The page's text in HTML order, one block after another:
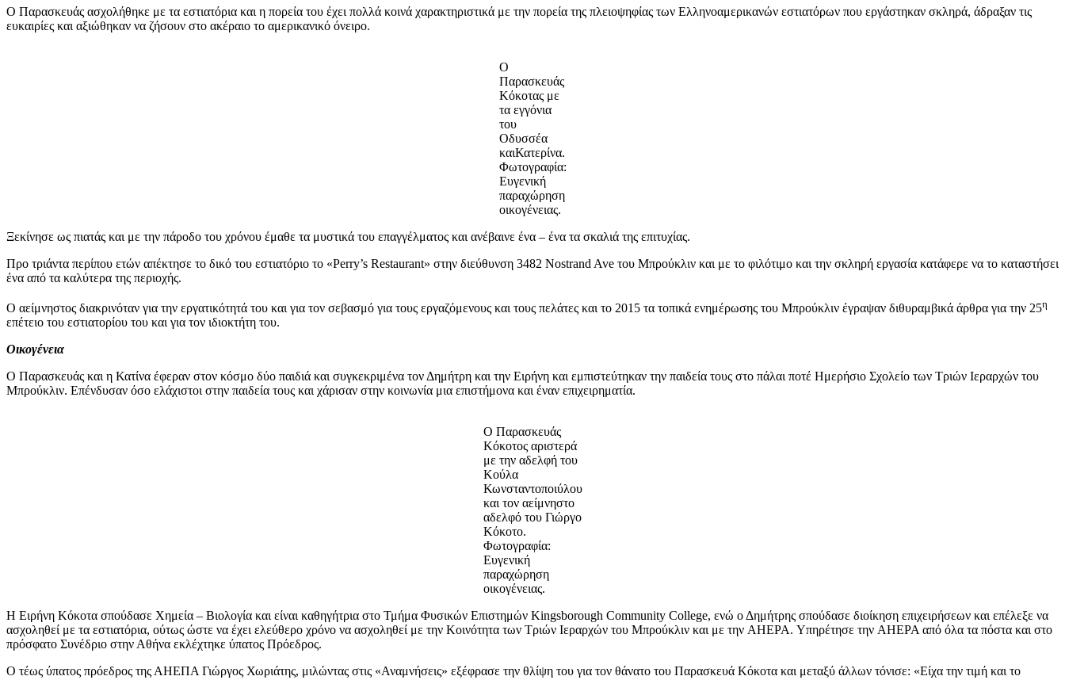
Ο Παρασκευάς ασχολήθηκε με τα εστιατόρια και η πορεία του έχει πολλά κοινά χαρακτηριστικά με την πορεία της πλειοψηφίας των Ελληνοαμερικανών εστιατόρων που εργάστηκαν σκληρά, άδραξαν τις
ευκαιρίες και αξιώθηκαν να ζήσουν στο ακέραιο το αμερικανικό όνειρο.
Ο
Παρασκευάς
Κόκοτας με
τα εγγόνια
του
Οδυσσέα
καιΚατερίνα.
Φωτογραφία:
Ευγενική
παραχώρηση
οικογένειας.
Ξεκίνησε ως πιατάς και με την πάροδο του χρόνου έμαθε τα μυστικά του επαγγέλματος και ανέβαινε ένα – ένα τα σκαλιά της επιτυχίας.
Προ τριάντα περίπου ετών απέκτησε το δικό του εστιατόριο το «Perry’s Restaurant» στην διεύθυνση 3482 Nostrand Ave του Μπρούκλιν και με το φιλότιμο και την σκληρή εργασία κατάφερε να το καταστήσει
ένα από τα καλύτερα της περιοχής.
Ο αείμνηστος διακρινόταν για την εργατικότητά του και για τον σεβασμό για τους εργαζόμενους και τους πελάτες και το 2015 τα τοπικά ενημέρωσης του Μπρούκλιν έγραψαν διθυραμβικά άρθρα για την 25η
επέτειο του εστιατορίου του και για τον ιδιοκτήτη του.
Οικογένεια
Ο Παρασκευάς και η Κατίνα έφεραν στον κόσμο δύο παιδιά και συγκεκριμένα τον Δημήτρη και την Ειρήνη και εμπιστεύτηκαν την παιδεία τους στο πάλαι ποτέ Ημερήσιο Σχολείο των Τριών Ιεραρχών του
Μπρούκλιν. Επένδυσαν όσο ελάχιστοι στην παιδεία τους και χάρισαν στην κοινωνία μια επιστήμονα και έναν επιχειρηματία.
Ο Παρασκευάς
Κόκοτος αριστερά
με την αδελφή του
Κούλα
Κωνσταντοποιύλου
και τον αείμνηστο
αδελφό του Γιώργο
Κόκοτο.
Φωτογραφία:
Ευγενική
παραχώρηση
οικογένειας.
Η Ειρήνη Κόκοτα σπούδασε Χημεία – Βιολογία και είναι καθηγήτρια στο Τμήμα Φυσικών Επιστημών Kingsborough Community College, ενώ ο Δημήτρης σπούδασε διοίκηση επιχειρήσεων και επέλεξε να
ασχοληθεί με τα εστιατόρια, ούτως ώστε να έχει ελεύθερο χρόνο να ασχοληθεί με την Κοινότητα των Τριών Ιεραρχών του Μπρούκλιν και με την AHEPA. Υπηρέτησε την AHEPA από όλα τα πόστα και στο
πρόσφατο Συνέδριο στην Αθήνα εκλέχτηκε ύπατος Πρόεδρος.
Ο τέως ύπατος πρόεδρος της ΑΗΕΠΑ Γιώργος Χωριάτης, μιλώντας στις «Αναμνήσεις» εξέφρασε την θλίψη του για τον θάνατο του Παρασκευά Κόκοτα και μεταξύ άλλων τόνισε: «Είχα την τιμή και το